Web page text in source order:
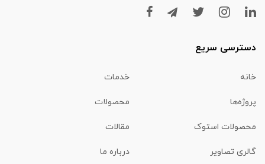
دسترسی سریع
خانه خدمات
پروژه‌ها محصولات
محصولات استوک مقالات
گالری تصاویر درباره ما